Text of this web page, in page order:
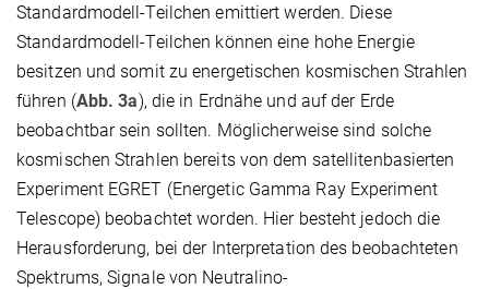
Standardmodell-Teilchen emittiert werden. Diese
Standardmodell-Teilchen können eine hohe Energie
besitzen und somit zu energetischen kosmischen Strahlen
führen (Abb. 3a), die in Erdnähe und auf der Erde
beobachtbar sein sollten. Möglicherweise sind solche
kosmischen Strahlen bereits von dem satellitenbasierten
Experiment EGRET (Energetic Gamma Ray Experiment
Telescope) beobachtet worden. Hier besteht jedoch die
Herausforderung, bei der Interpretation des beobachteten
Spektrums, Signale von Neutralino-